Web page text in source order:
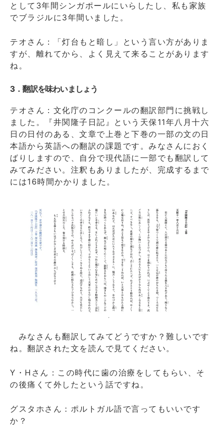
として3年間シンガポールにいらしたし、私も家族
でブラジルに3年間いました。
テオさん：「灯台もと暗し」という言い方がありま
すが、離れてから、よく見えて来ることがあります
ね。
3．翻訳を味わいましょう
テオさん：文化庁のコンクールの翻訳部門に挑戦し
ました。『井関隆子日記』という天保11年八月十六
日の日付のある、文章で上巻と下巻の一部の文の日
本語から英語への翻訳の課題です。みなさんにおく
ばりしますので、自分で現代語に一部でも翻訳して
みてみださい。注釈もありましたが、完成するまで
には16時間かかりました。
みなさんも翻訳してみてどうですか？難しいです
ね。翻訳された文を読んで見てください。
Y・Hさん：この時代に歯の治療をしてもらい、そ
の後痛くて外したという話ですね。
グスタホさん：ポルトガル語で言ってもいいです
か？